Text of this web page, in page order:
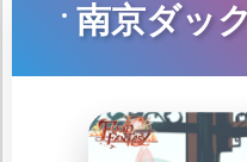
南京ダック